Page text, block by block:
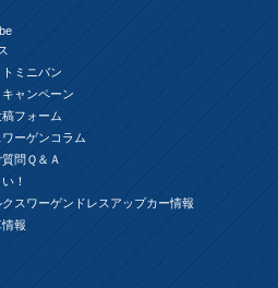
ミニバン
ャンペーン
フォーム
ーゲンコラム
問Ｑ＆Ａ
！
スワーゲンドレスアップカー情報
報